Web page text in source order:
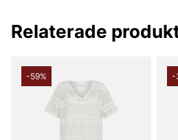
Klänningen är designad med
charmiga knytdetaljerna baktill ger
extra dimension till helheten. Olivia
siluett på ett smickrande sätt och
bekvämt under hela dagen.
Tillverkad i 100% bomull, erbjuder
behaglig känsla mot huden.
Relaterade
-59% -